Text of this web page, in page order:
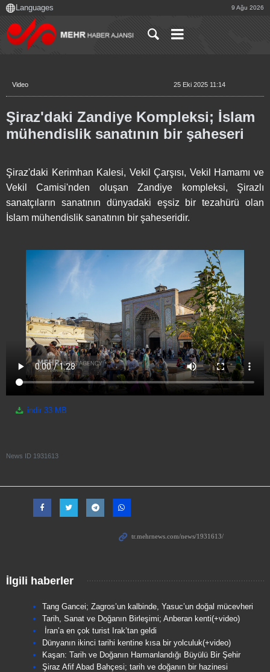
9 Ağu 2026
Video 25 Eki 2025 11:14
Şiraz'daki Zandiye Kompleksi; İslam
mühendislik sanatının bir şaheseri
Şiraz'daki Kerimhan Kalesi, Vekil Çarşısı, Vekil Hamamı ve
Vekil Camisi'nden oluşan Zandiye kompleksi, Şirazlı
sanatçıların sanatının dünyadaki eşsiz bir tezahürü olan
İslam mühendislik sanatının bir şaheseridir.
indir 33 MB
News ID 1931613
İlgili haberler
Tang Gancei; Zagros’un kalbinde, Yasuc’un doğal mücevheri
Tarih, Sanat ve Doğanın Birleşimi; Anberan kenti(+video)
İran’a en çok turist Irak’tan geldi
Dünyanın ikinci tarihi kentine kısa bir yolculuk(+video)
Kaşan: Tarih ve Doğanın Harmanlandığı Büyülü Bir Şehir
Şiraz Afif Abad Bahçesi; tarih ve doğanın bir hazinesi